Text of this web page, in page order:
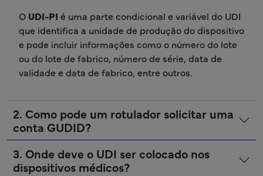
O UDI-PI é uma parte condicional e variável do UDI
que identifica a unidade de produção do dispositivo
e pode incluir informações como o número do lote
ou do lote de fabrico, número de série, data de
validade e data de fabrico, entre outros.
2. Como pode um rotulador solicitar uma
conta GUDID?
3. Onde deve o UDI ser colocado nos
dispositivos médicos?